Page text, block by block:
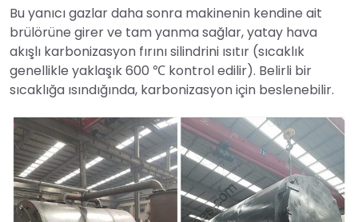
Bu yanıcı gazlar daha sonra makinenin kendine ait
brülörüne girer ve tam yanma sağlar, yatay hava
akışlı karbonizasyon fırını silindrini ısıtır (sıcaklık
genellikle yaklaşık 600 ℃ kontrol edilir). Belirli bir
sıcaklığa ısındığında, karbonizasyon için beslenebilir.